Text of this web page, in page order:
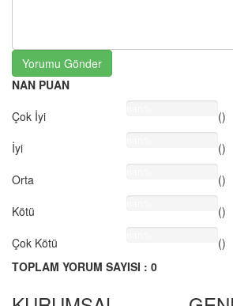
Yorumu Gönder
NAN PUAN
Çok İyi
()
İyi
()
Orta
()
Kötü
()
Çok Kötü
()
TOPLAM YORUM SAYISI : 0